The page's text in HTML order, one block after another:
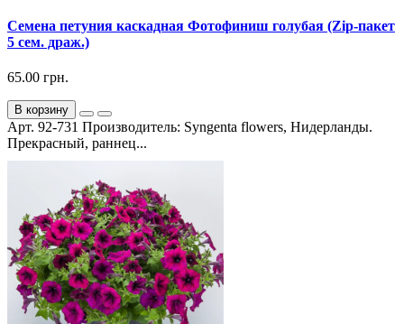
Семена петуния каскадная Фотофиниш голубая (Zip-пакет
5 сем. драж.)
65.00 грн.
В корзину
Арт. 92-731 Производитель: Syngenta flowers, Нидерланды.
Прекрасный, раннец...